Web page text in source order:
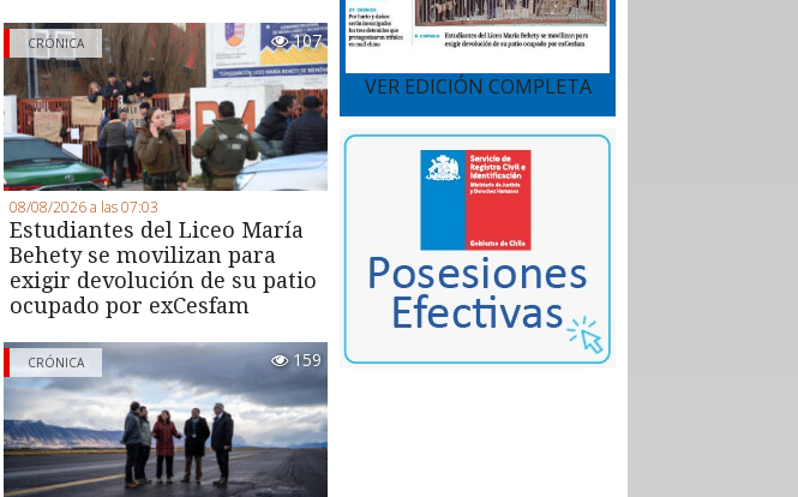
CRÓNICA 107
08/08/2026 a las 07:03
Estudiantes del Liceo María
Behety se movilizan para
exigir devolución de su patio
ocupado por exCesfam
CRÓNICA 159
VER EDICIÓN COMPLETA